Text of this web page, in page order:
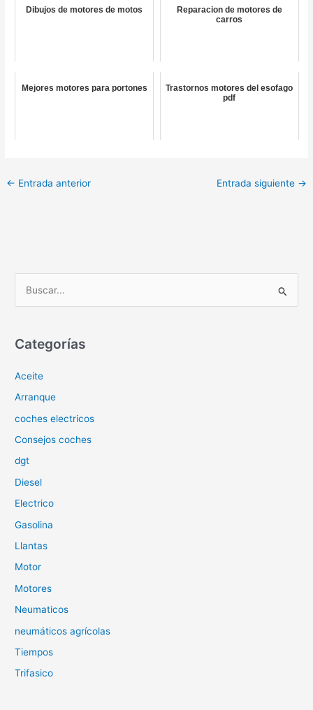
Dibujos de motores de motos
Reparacion de motores de
carros
Mejores motores para portones
Trastornos motores del esofago
pdf
← Entrada anterior Entrada siguiente →
c
r
p
o
Categorías
Aceite
Arranque
coches electricos
Consejos coches
dgt
Diesel
Electrico
Gasolina
Llantas
Motor
Motores
Neumaticos
neumáticos agrícolas
Tiempos
Trifasico